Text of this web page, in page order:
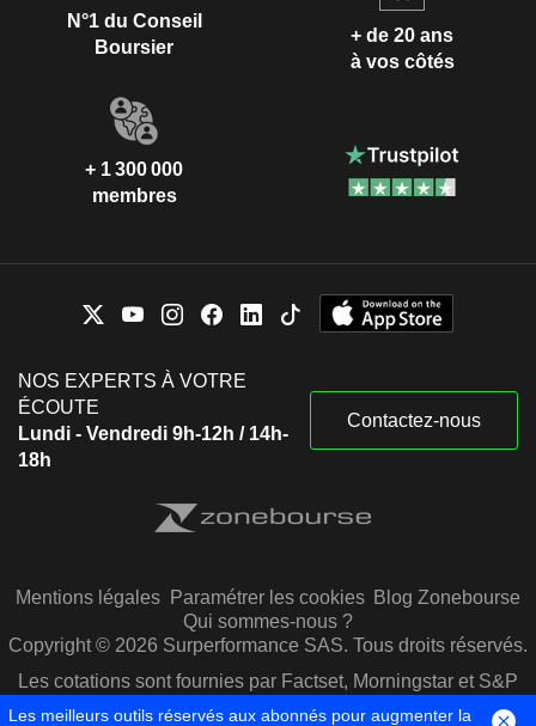
N°1 du Conseil
Boursier
+ de 20 ans
à vos côtés
+ 1 300 000
membres
NOS EXPERTS À VOTRE
ÉCOUTE
Lundi - Vendredi 9h-12h / 14h-
18h
Contactez-nous
Mentions légales Paramétrer les cookies Blog Zonebourse
Qui sommes-nous ?
Copyright © 2026 Surperformance SAS. Tous droits réservés.
Les cotations sont fournies par Factset, Morningstar et S&P
Capital IQ
Les meilleurs outils réservés aux abonnés pour augmenter la